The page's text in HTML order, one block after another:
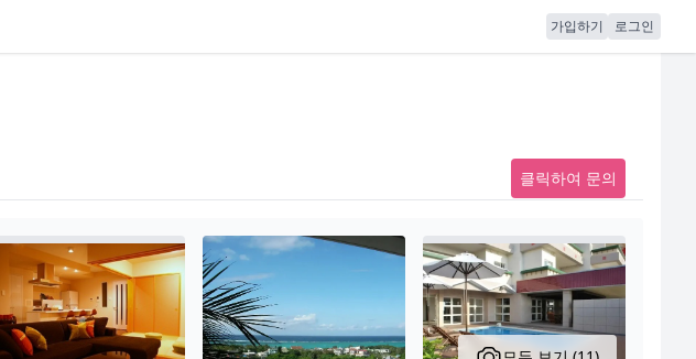
가입하기 로그인
클릭하여 문의